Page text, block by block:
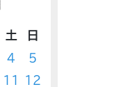
土
日
4
5
11
12